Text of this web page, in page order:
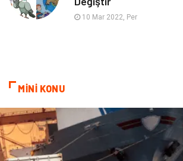
10 Mar 2022, Per
MİNİ KONU